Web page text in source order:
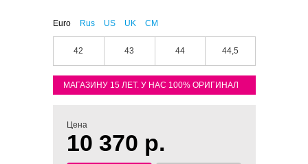
Euro Rus US UK CM
42 43 44 44,5
МАГАЗИНУ 15 ЛЕТ. У НАС 100% ОРИГИНАЛ
Цена
10 370 р.